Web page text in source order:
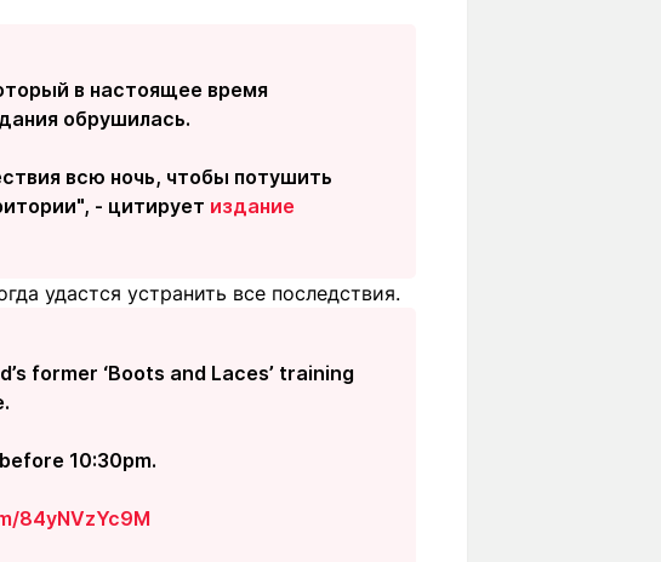
в настоящее время
обрушилась.
всю ночь, чтобы потушить
- цитирует издание
удастся устранить все последствия.
former ‘Boots and Laces’ training
10:30pm.
84yNVzYc9M